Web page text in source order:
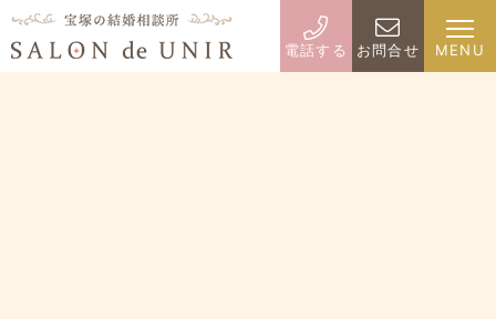
電話する お問合せ